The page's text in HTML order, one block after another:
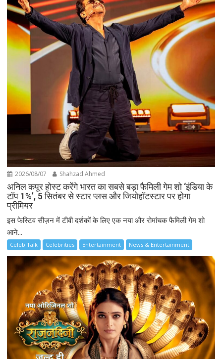
2026/08/07 Shahzad Ahmed
अनिल कपूर होस्ट करेंगे भारत का सबसे बड़ा फैमिली गेम शो ‘इंडिया के
टॉप 1%’, 5 सितंबर से स्टार प्लस और जियोहॉटस्टार पर होगा
प्रीमियर
इस फेस्टिव सीज़न में टीवी दर्शकों के लिए एक नया और रोमांचक फैमिली गेम शो
आने...
Celeb Talk Celebrities Entertainment News & Entertainment